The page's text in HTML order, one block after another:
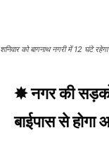
शनिवार को बागनाथ नगरी में 12 घंटे
✸ नगर की
बाईपास से होगा